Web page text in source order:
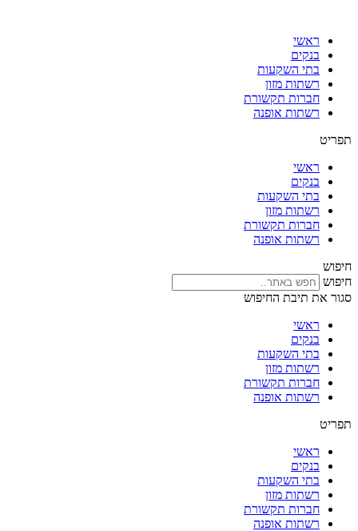
ראשי
בנקים
בתי השקעות
רשתות מזון
חברות תקשורת
רשתות אופנה
תפריט
ראשי
בנקים
בתי השקעות
רשתות מזון
חברות תקשורת
רשתות אופנה
חיפוש
חיפוש
סגור את תיבת החיפוש
ראשי
בנקים
בתי השקעות
רשתות מזון
חברות תקשורת
רשתות אופנה
תפריט
ראשי
בנקים
בתי השקעות
רשתות מזון
חברות תקשורת
רשתות אופנה